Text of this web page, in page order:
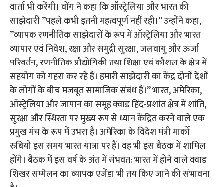
वार्ता भी करेंगी। वोंग ने कहा कि ऑस्ट्रेलिया और भारत की
साझेदारी ”पहले कभी इतनी महत्वपूर्ण नहीं रही।” उन्होंने कहा,
”व्यापक रणनीतिक साझेदारों के रूप में ऑस्ट्रेलिया और भारत
व्यापार एवं निवेश, रक्षा और समुद्री सुरक्षा, जलवायु और ऊर्जा
परिवर्तन, रणनीतिक प्रौद्योगिकी तथा शिक्षा एवं कौशल के क्षेत्र में
सहयोग को गहरा कर रहे हैं। हमारी साझेदारी का केंद्र दोनों देशों
के लोगों के बीच मजबूत सामाजिक संबंध हैं।” भारत, अमेरिका,
ऑस्ट्रेलिया और जापान का समूह क्वाड हिंद-प्रशांत क्षेत्र में शांति,
सुरक्षा और स्थिरता पर मुख्य रूप से ध्यान केंद्रित करने वाले एक
प्रमुख मंच के रूप में उभरा है। अमेरिका के विदेश मंत्री मार्को
रुबियो इस समय भारत यात्रा पर हैं। वह भी इस बैठक में शामिल
होंगे। बैठक में इस वर्ष के अंत में संभवत: भारत में होने वाले क्वाड
शिखर सम्मेलन का व्यापक एजेंडा भी तय किए जाने की संभावना